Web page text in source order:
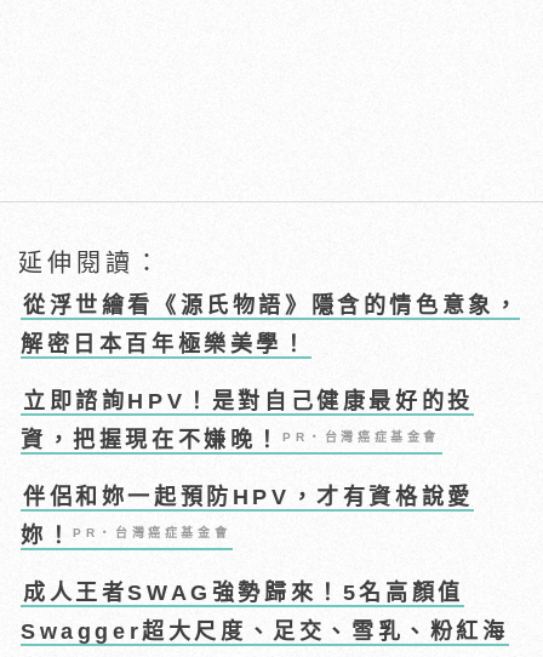
延伸閱讀：
從浮世繪看《源氏物語》隱含的情色意象，
解密日本百年極樂美學！
立即諮詢HPV！是對自己健康最好的投
資，把握現在不嫌晚！PR・台灣癌症基金會
伴侶和妳一起預防HPV，才有資格說愛
妳！PR・台灣癌症基金會
成人王者SWAG強勢歸來！5名高顏值
Swagger超大尺度、足交、雪乳、粉紅海